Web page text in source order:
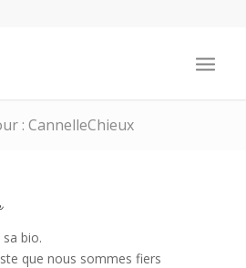
: CannelleChieux
bio.
que nous sommes fiers